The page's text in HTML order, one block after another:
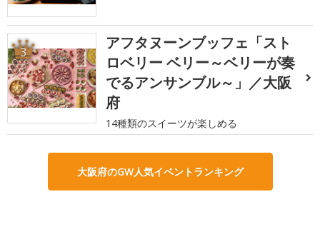
3
アフタヌーンブッフェ「スト
ロベリー ベリー～ベリーが奏
でるアンサンブル～」／大阪
府
14種類のスイーツが楽しめる
大阪府のGW人気イベントランキング